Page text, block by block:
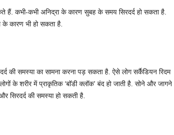
हैं. कभी-कभी अनिद्रा के कारण सुबह के समय सिरदर्द हो सकता है.
के कारण भी हो सकता है.
समस्या का सामना करना पड़ सकता है. ऐसे लोग सर्कैडियन रिदम
के शरीर में प्राकृतिक ‘बॉडी क्लॉक’ बंद हो जाती है. सोने और जागने
सिरदर्द की समस्या हो सकती है.